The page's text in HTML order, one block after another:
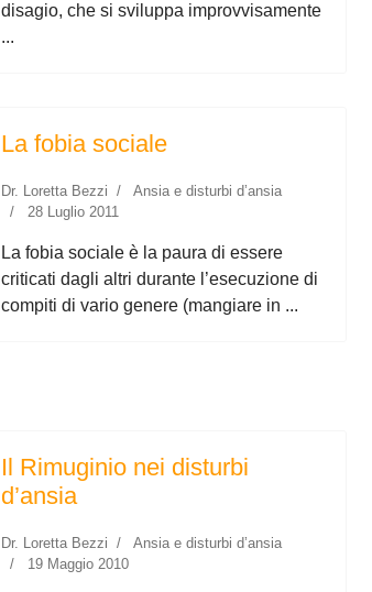
disagio, che si sviluppa improvvisamente
...
La fobia sociale
Dr. Loretta Bezzi
Ansia e disturbi d’ansia
28 Luglio 2011
La fobia sociale è la paura di essere
criticati dagli altri durante l’esecuzione di
compiti di vario genere (mangiare in ...
Il Rimuginio nei disturbi
d’ansia
Dr. Loretta Bezzi
Ansia e disturbi d’ansia
19 Maggio 2010